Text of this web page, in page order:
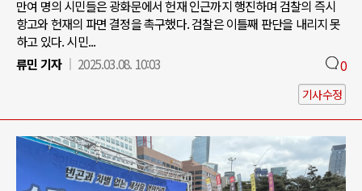
만여 명의 시민들은 광화문에서 헌재 인근까지 행진하며 검찰의 즉시
항고와 헌재의 파면 결정을 촉구했다. 검찰은 이틀째 판단을 내리지 못
하고 있다. 시민...
류민 기자
2025.03.08. 10:03 0
기사수정